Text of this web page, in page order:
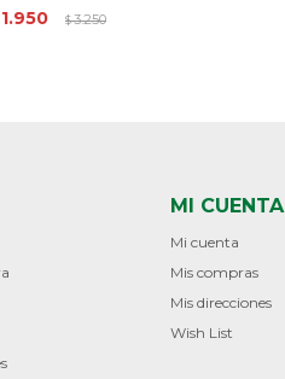
1.950 $3.250
MI CUENTA
Mi cuenta
Mis compras
Mis direcciones
Wish List